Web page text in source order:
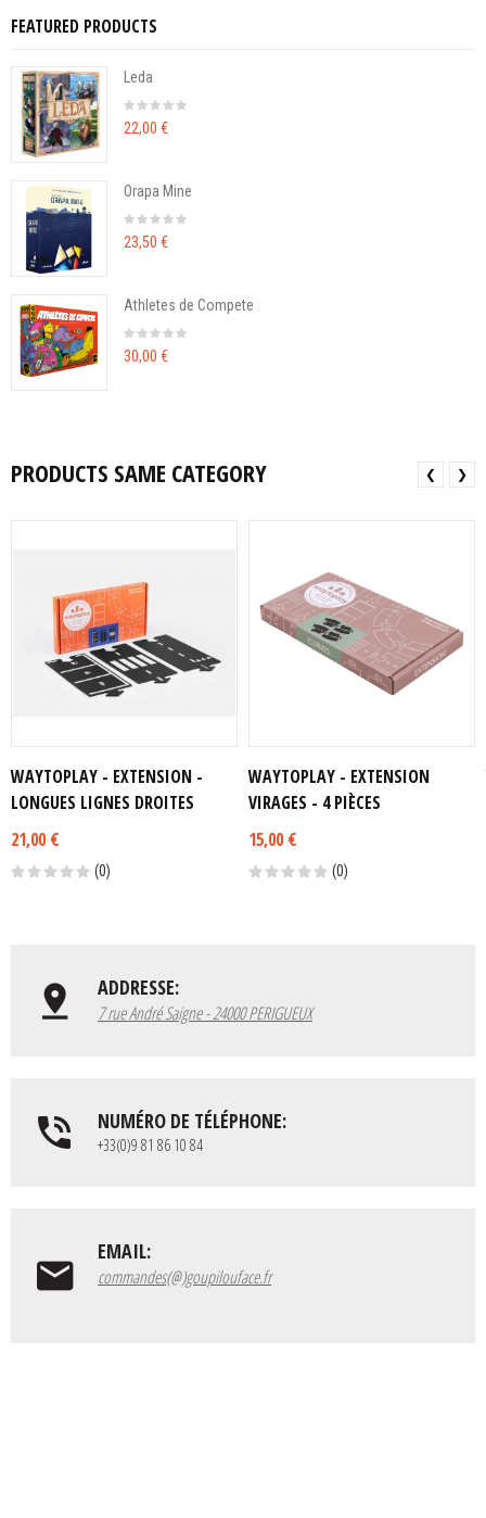
FEATURED PRODUCTS
Leda
22,00 €
Orapa Mine
23,50 €
Athletes de Compete
30,00 €
PRODUCTS SAME CATEGORY
WAYTOPLAY - EXTENSION -
LONGUES LIGNES DROITES
21,00 €
(0)
WAYTOPLAY - EXTENSION
VIRAGES - 4 PIÈCES
15,00 €
(0)
❮ ❯
ADDRESSE:
7 rue André Saigne - 24000 PERIGUEUX
NUMÉRO DE TÉLÉPHONE:
+33(0)9 81 86 10 84
EMAIL:
commandes(@)goupilouface.fr